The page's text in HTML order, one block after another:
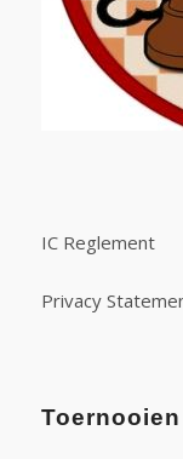
IC Reglement
Privacy
Toernooien